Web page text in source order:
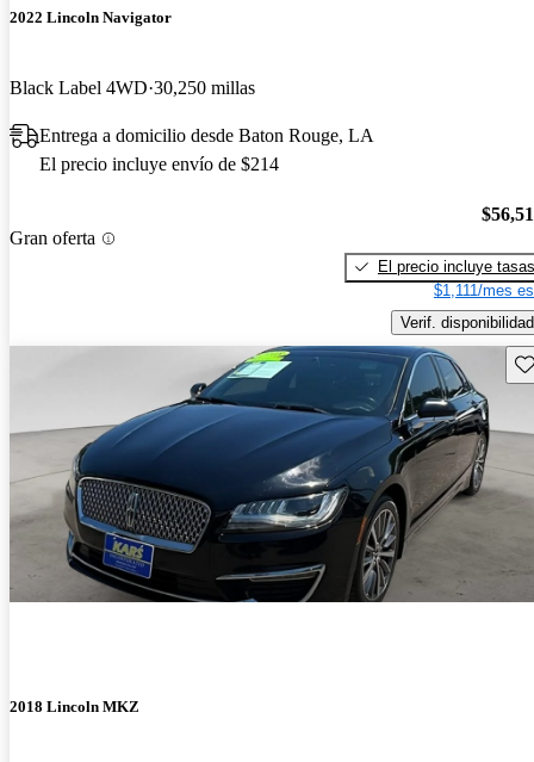
2022 Lincoln Navigator
Black Label 4WD 30,250 millas
Entrega a domicilio desde Baton Rouge, LA
El precio incluye envío de $214
Gran oferta
El precio incluye tasas
$1,111/mes
Verif. disponibilidad
2018 Lincoln MKZ